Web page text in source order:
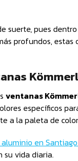
suerte, pues
profundos, estas
ventanas
específicos
a la paleta de
en
su vida diaria.